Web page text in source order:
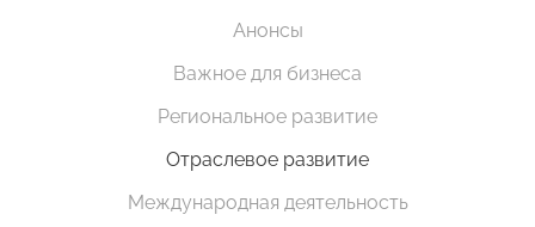
Анонсы
Важное для бизнеса
Региональное развитие
Отраслевое развитие
Международная деятельность